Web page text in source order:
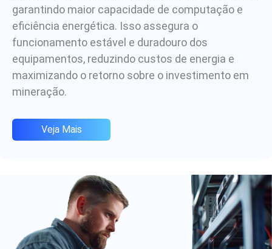
garantindo maior capacidade de computação e
eficiência energética. Isso assegura o
funcionamento estável e duradouro dos
equipamentos, reduzindo custos de energia e
maximizando o retorno sobre o investimento em
mineração.
Veja Mais